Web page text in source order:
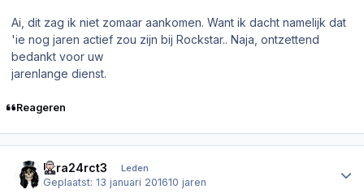
Ai, dit zag ik niet zomaar aankomen. Want ik dacht namelijk dat
'ie nog jaren actief zou zijn bij Rockstar.. Naja, ontzettend
bedankt voor uw
jarenlange dienst.
Reageren
Ezra24rct3 Leden
Geplaatst:13 januari 201610 jaren